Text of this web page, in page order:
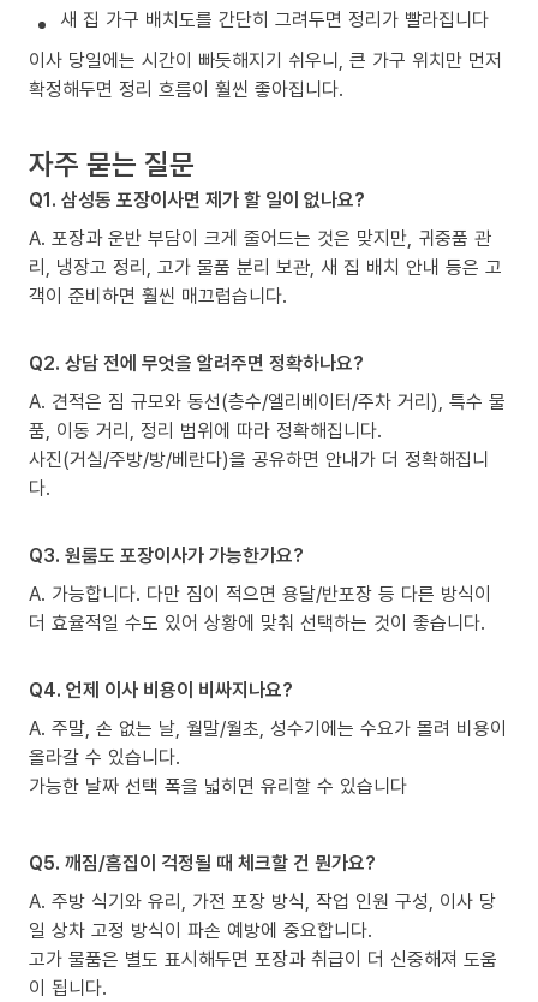
새 집 가구 배치도를 간단히 그려두면 정리가 빨라집니다
이사 당일에는 시간이 빠듯해지기 쉬우니, 큰 가구 위치만 먼저
확정해두면 정리 흐름이 훨씬 좋아집니다.
자주 묻는 질문
Q1. 삼성동 포장이사면 제가 할 일이 없나요?
A. 포장과 운반 부담이 크게 줄어드는 것은 맞지만, 귀중품 관
리, 냉장고 정리, 고가 물품 분리 보관, 새 집 배치 안내 등은 고
객이 준비하면 훨씬 매끄럽습니다.
Q2. 상담 전에 무엇을 알려주면 정확하나요?
A. 견적은 짐 규모와 동선(층수/엘리베이터/주차 거리), 특수 물
품, 이동 거리, 정리 범위에 따라 정확해집니다.
사진(거실/주방/방/베란다)을 공유하면 안내가 더 정확해집니
다.
Q3. 원룸도 포장이사가 가능한가요?
A. 가능합니다. 다만 짐이 적으면 용달/반포장 등 다른 방식이
더 효율적일 수도 있어 상황에 맞춰 선택하는 것이 좋습니다.
Q4. 언제 이사 비용이 비싸지나요?
A. 주말, 손 없는 날, 월말/월초, 성수기에는 수요가 몰려 비용이
올라갈 수 있습니다.
가능한 날짜 선택 폭을 넓히면 유리할 수 있습니다
Q5. 깨짐/흠집이 걱정될 때 체크할 건 뭔가요?
A. 주방 식기와 유리, 가전 포장 방식, 작업 인원 구성, 이사 당
일 상차 고정 방식이 파손 예방에 중요합니다.
고가 물품은 별도 표시해두면 포장과 취급이 더 신중해져 도움
이 됩니다.